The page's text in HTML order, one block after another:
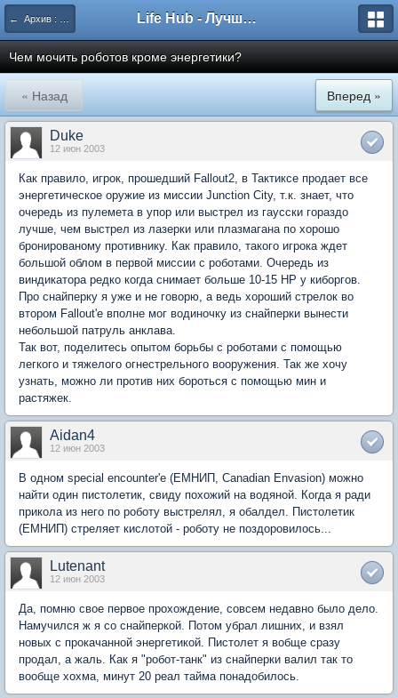
← Архив : Fallout Tactics Life Hub - Лучшие компьютерные игры мира
Чем мочить роботов кроме энергетики?
« Назад Вперед »
Duke
12 июн 2003
Как правило, игрок, прошедший Fallout2, в Тактиксе продает все
энергетическое оружие из миссии Junction City, т.к. знает, что
очередь из пулемета в упор или выстрел из гаусски гораздо
лучше, чем выстрел из лазерки или плазмагана по хорошо
бронированому противнику. Как правило, такого игрока ждет
большой облом в первой миссии с роботами. Очередь из
виндикатора редко когда снимает больше 10-15 HP у киборгов.
Про снайперку я уже и не говорю, а ведь хороший стрелок во
втором Fallout'e вполне мог водиночку из снайперки вынести
небольшой патруль анклава.
Так вот, поделитесь опытом борьбы с роботами с помощью
легкого и тяжелого огнестрельного вооружения. Так же хочу
узнать, можно ли против них бороться с помощью мин и
растяжек.
Aidan4
12 июн 2003
В одном special encounter'e (ЕМНИП, Canadian Envasion) можно
найти один пистолетик, свиду похожий на водяной. Когда я ради
прикола из него по роботу выстрелял, я обалдел. Пистолетик
(ЕМНИП) стреляет кислотой - роботу не поздоровилось...
Lutenant
12 июн 2003
Да, помню свое первое прохождение, совсем недавно было дело.
Намучился ж я со снайперкой. Потом убрал лишних, и взял
новых с прокачанной энергетикой. Пистолет я вобще сразу
продал, а жаль. Как я "робот-танк" из снайперки валил так то
вообще хохма, минут 20 реал тайма понадобилось.